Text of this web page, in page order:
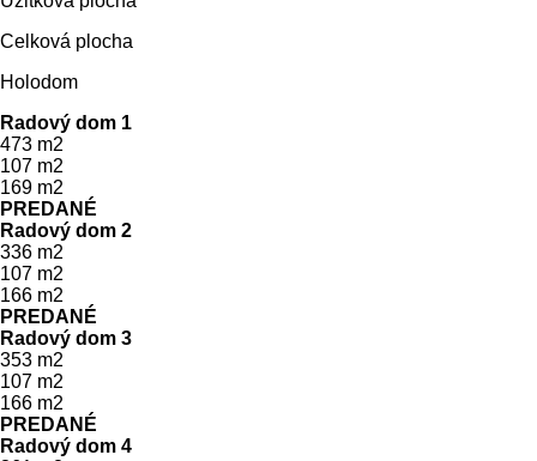
Celková plocha
Holodom
Radový dom 1
473 m2
107 m2
169 m2
PREDANÉ
Radový dom 2
336 m2
107 m2
166 m2
PREDANÉ
Radový dom 3
353 m2
107 m2
166 m2
PREDANÉ
Radový dom 4